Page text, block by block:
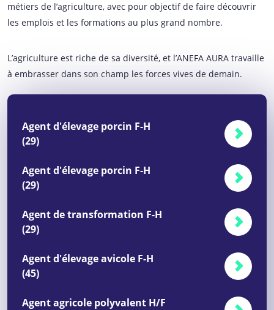
métiers de l’agriculture, avec pour objectif de faire découvrir
les emplois et les formations au plus grand nombre.
L’agriculture est riche de sa diversité, et l’ANEFA AURA travaille
à embrasser dans son champ les forces vives de demain.
Agent d'élevage porcin F-H
(29)
Agent d'élevage porcin F-H
(29)
Agent de transformation F-H
(29)
Agent d'élevage avicole F-H
(45)
Agent agricole polyvalent H/F